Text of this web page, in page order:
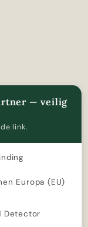
— veilig
link.
Europa (EU)
Detector